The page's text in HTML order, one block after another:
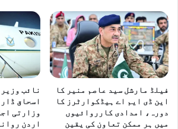
فیلڈ مارشل سید عاصم منیر کا
این ڈی ایم اے ہیڈکوارٹرز کا
دورہ، امدادی کارروائیوں
میں ہر ممکن تعاون کی یقین
نائب
اسحاق
وزارتی
اردن